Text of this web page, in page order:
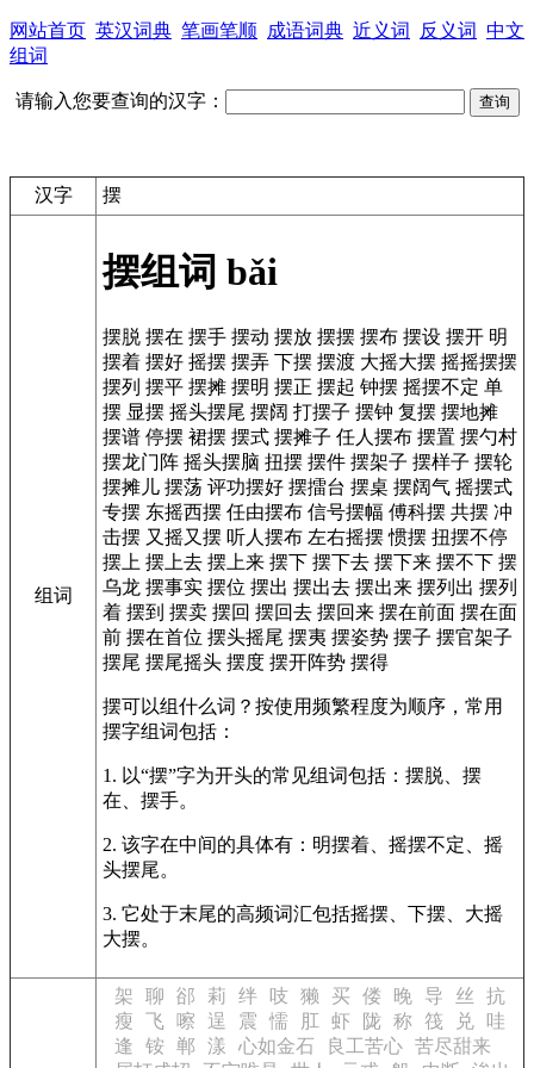
网站首页 英汉词典 笔画笔顺 成语词典 近义词 反义词 中文
组词
请输入您要查询的汉字：
汉字 摆
组词
摆组词 bǎi
摆脱 摆在 摆手 摆动 摆放 摆摆 摆布 摆设 摆开 明
摆着 摆好 摇摆 摆弄 下摆 摆渡 大摇大摆 摇摇摆摆
摆列 摆平 摆摊 摆明 摆正 摆起 钟摆 摇摆不定 单
摆 显摆 摇头摆尾 摆阔 打摆子 摆钟 复摆 摆地摊
摆谱 停摆 裙摆 摆式 摆摊子 任人摆布 摆置 摆勺村
摆龙门阵 摇头摆脑 扭摆 摆件 摆架子 摆样子 摆轮
摆摊儿 摆荡 评功摆好 摆擂台 摆桌 摆阔气 摇摆式
专摆 东摇西摆 任由摆布 信号摆幅 傅科摆 共摆 冲
击摆 又摇又摆 听人摆布 左右摇摆 惯摆 扭摆不停
摆上 摆上去 摆上来 摆下 摆下去 摆下来 摆不下 摆
乌龙 摆事实 摆位 摆出 摆出去 摆出来 摆列出 摆列
着 摆到 摆卖 摆回 摆回去 摆回来 摆在前面 摆在面
前 摆在首位 摆头摇尾 摆夷 摆姿势 摆子 摆官架子
摆尾 摆尾摇头 摆度 摆开阵势 摆得
摆可以组什么词？按使用频繁程度为顺序，常用
摆字组词包括：
1. 以“摆”字为开头的常见组词包括：摆脱、摆
在、摆手。
2. 该字在中间的具体有：明摆着、摇摆不定、摇
头摆尾。
3. 它处于末尾的高频词汇包括摇摆、下摆、大摇
大摆。
架 聊 郤 莉 绊 吱 獭 买 偻 晚 导 丝
抗
瘦
飞 嚓 逞 震 懦 肛 虾 陇 称 筏 兑
哇
逢
铵 郸 漾 心如金石 良工苦心 苦尽甜来